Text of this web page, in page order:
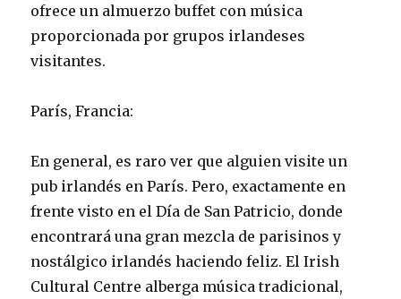
ofrece un almuerzo buffet con música
proporcionada por grupos irlandeses
visitantes.
París, Francia:
En general, es raro ver que alguien visite un
pub irlandés en París. Pero, exactamente en
frente visto en el Día de San Patricio, donde
encontrará una gran mezcla de parisinos y
nostálgico irlandés haciendo feliz. El Irish
Cultural Centre alberga música tradicional,